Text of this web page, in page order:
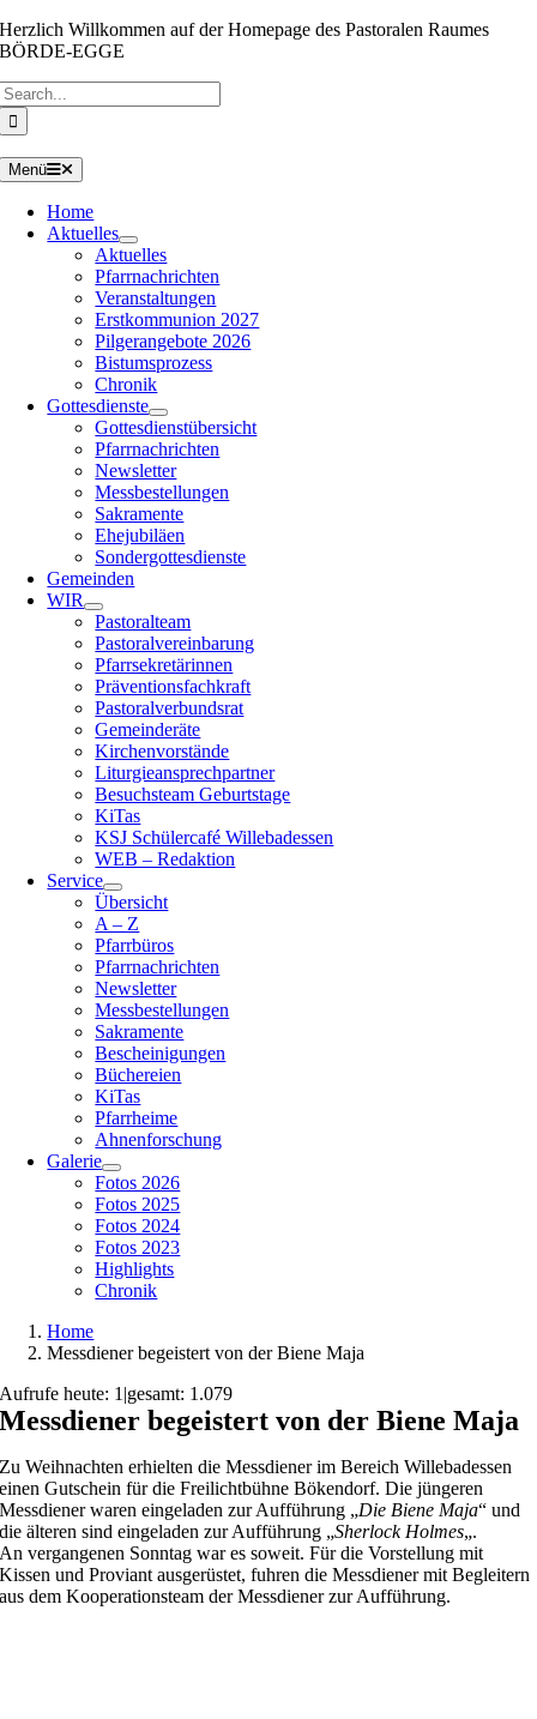
Zum
Inhalt
Herzlich Willkommen auf der Homepage des Pastoralen Raumes
BÖRDE-EGGE
Menü
Home
Aktuelles
Aktuelles
Pfarrnachrichten
Veranstaltungen
Erstkommunion 2027
Pilgerangebote 2026
Bistumsprozess
Chronik
Gottesdienste
Gottesdienstübersicht
Pfarrnachrichten
Newsletter
Messbestellungen
Sakramente
Ehejubiläen
Sondergottesdienste
Gemeinden
WIR
Pastoralteam
Pastoralvereinbarung
Pfarrsekretärinnen
Präventionsfachkraft
Pastoralverbundsrat
Gemeinderäte
Kirchenvorstände
Liturgieansprechpartner
Besuchsteam Geburtstage
KiTas
KSJ Schülercafé Willebadessen
WEB – Redaktion
Service
Übersicht
A – Z
Pfarrbüros
Pfarrnachrichten
Newsletter
Messbestellungen
Sakramente
Bescheinigungen
Büchereien
KiTas
Pfarrheime
Ahnenforschung
Galerie
Fotos 2026
Fotos 2025
Fotos 2024
Fotos 2023
Highlights
Chronik
Home
Messdiener begeistert von der Biene Maja
Aufrufe heute: 1 |gesamt: 1.079
Messdiener begeistert von der Biene Maja
Zu Weihnachten erhielten die Messdiener im Bereich Willebadessen
einen Gutschein für die Freilichtbühne Bökendorf. Die jüngeren
Messdiener waren eingeladen zur Aufführung „Die Biene Maja“ und
die älteren sind eingeladen zur Aufführung „Sherlock Holmes„.
An vergangenen Sonntag war es soweit. Für die Vorstellung mit
Kissen und Proviant ausgerüstet, fuhren die Messdiener mit Begleitern
aus dem Kooperationsteam der Messdiener zur Aufführung.